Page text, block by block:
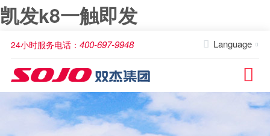
凯发k8一触即发
24小时服务电话： 400-697-9948  Language 
